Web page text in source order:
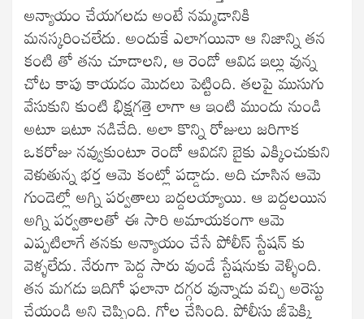
అన్యాయం చేయగలడు అంటే నమ్మడానికి
మనస్కరించలేదు. అందుకే ఎలాగయినా ఆ నిజాన్ని తన
కంటి తో తను చూడాలని, ఆ రెండో ఆవిడ ఇల్లు వున్న
చోట కాపు కాయడం మొదలు పెట్టింది. తలపై ముసుగు
వేసుకుని కుంటి భిక్షగత్తె లాగా ఆ ఇంటి ముందు నుండి
అటూ ఇటూ నడిచేది. అలా కొన్ని రోజులు జరిగాక
ఒకరోజు నవ్వుకుంటూ రెండో ఆవిడని బైకు ఎక్కించుకుని
వెళుతున్న భర్త ఆమె కంట్లో పడ్డాడు. అది చూసిన ఆమె
గుండెల్లో అగ్ని పర్వతాలు బద్దలయ్యాయి. ఆ బద్దలయిన
అగ్ని పర్వతాలతో ఈ సారి అమాయకంగా ఆమె
ఎప్పటిలాగే తనకు అన్యాయం చేసే పోలీస్ స్టేషన్ కు
వెళ్ళలేదు. నేరుగా పెద్ద సారు వుండే స్టేషనుకు వెళ్ళింది.
తన మగడు ఇదిగో ఫలానా దగ్గర వున్నాడు వచ్చి అరెస్టు
చేయండి అని చెప్పింది. గోల చేసింది. పోలీసు జీపెక్కి